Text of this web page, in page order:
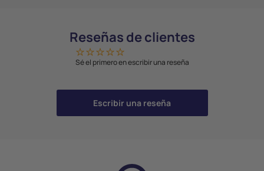
Reseñas de clientes
Sé el primero en escribir una reseña
Escribir una reseña